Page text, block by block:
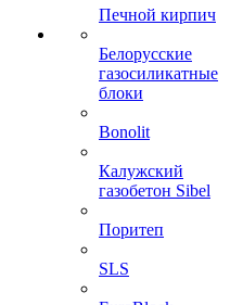
Печной кирпич
Белорусские
газосиликатные
блоки
Bonolit
Калужский
газобетон Sibel
Поритеп
SLS